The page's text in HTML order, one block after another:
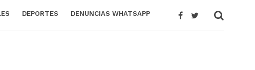
DEPORTES DENUNCIAS WHATSAPP